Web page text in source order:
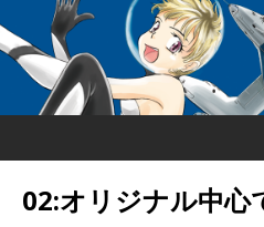
02:オリジナル中心